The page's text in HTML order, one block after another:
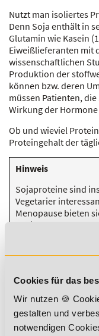
Cookies für das
Wir nutzen 🍪
gestalten und
notwendigen
Nutzt man isoliertes
Denn Soja enthält in
Glutamin wie Kasein
Eiweißlieferanten mit
wissenschaftlichen
Produktion der
können bzw. deren
müssen Patienten,
Wirkung der
Ob und wieviel
Proteingehalt der
Hinweis
Sojaproteine sind
Vegetarier
Menopause bieten
eine Ausbildung zum
dieses Thema